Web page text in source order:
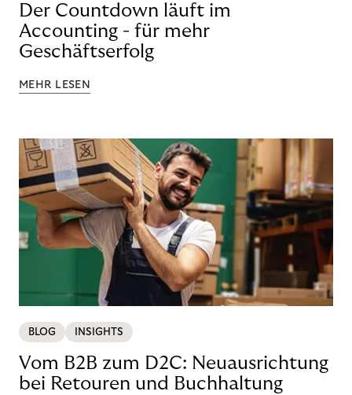
Der Countdown läuft im
Accounting - für mehr
Geschäftserfolg
MEHR LESEN
BLOG INSIGHTS
Vom B2B zum D2C: Neuausrichtung
bei Retouren und Buchhaltung